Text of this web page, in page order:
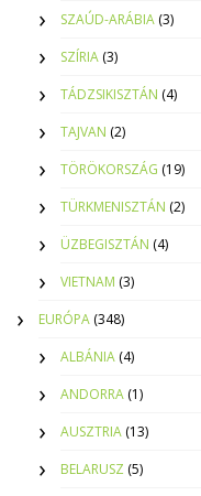
SZAÚD-ARÁBIA (3)
SZÍRIA (3)
TÁDZSIKISZTÁN (4)
TAJVAN (2)
TÖRÖKORSZÁG (19)
TÜRKMENISZTÁN (2)
ÜZBEGISZTÁN (4)
VIETNAM (3)
EURÓPA (348)
ALBÁNIA (4)
ANDORRA (1)
AUSZTRIA (13)
BELARUSZ (5)